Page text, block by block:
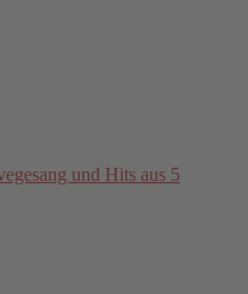
und Hits aus 5